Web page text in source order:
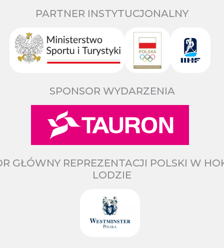
PARTNER INSTYTUCJONALNY
SPONSOR WYDARZENIA
GŁÓWNY REPREZENTACJI POLSKI W
LODZIE